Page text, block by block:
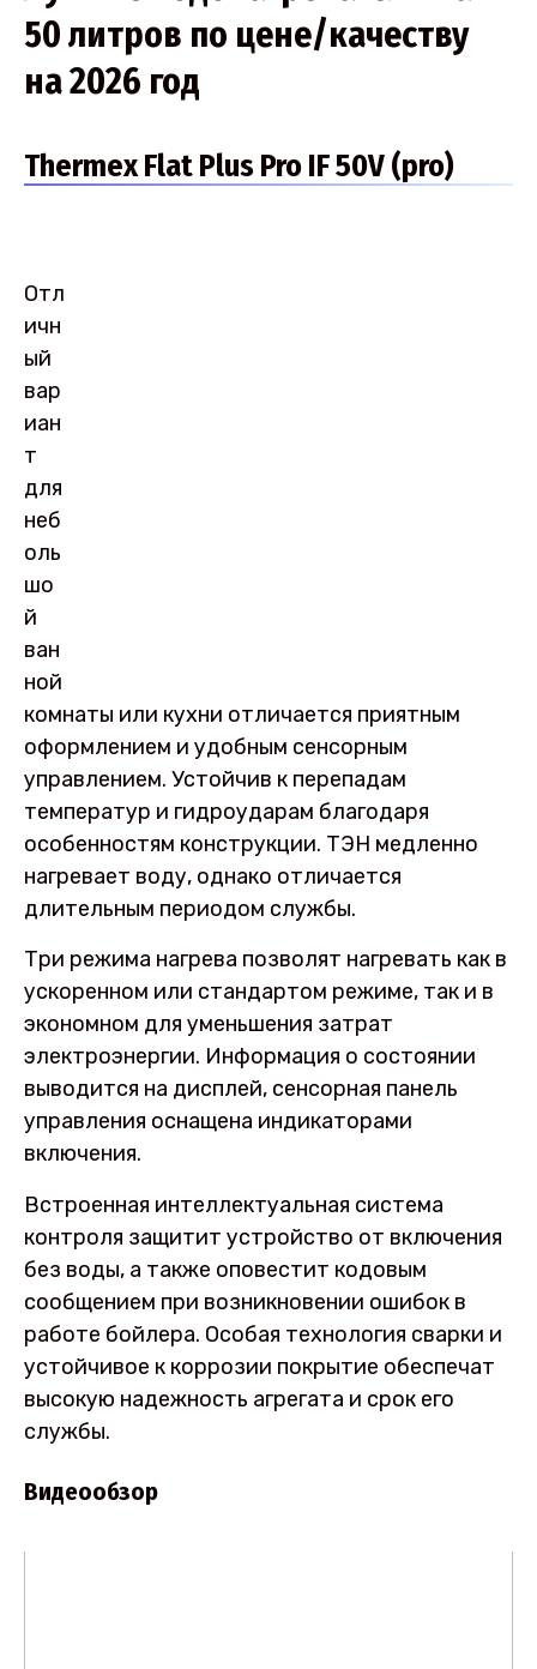
50 литров по цене/качеству
на 2026 год
Thermex Flat Plus Pro IF 50V (pro)
Отл
ичн
ый
вар
иан
т
для
неб
оль
шо
й
ван
ной
комнаты или кухни отличается приятным
оформлением и удобным сенсорным
управлением. Устойчив к перепадам
температур и гидроударам благодаря
особенностям конструкции. ТЭН медленно
нагревает воду, однако отличается
длительным периодом службы.
Три режима нагрева позволят нагревать как в
ускоренном или стандартом режиме, так и в
экономном для уменьшения затрат
электроэнергии. Информация о состоянии
выводится на дисплей, сенсорная панель
управления оснащена индикаторами
включения.
Встроенная интеллектуальная система
контроля защитит устройство от включения
без воды, а также оповестит кодовым
сообщением при возникновении ошибок в
работе бойлера. Особая технология сварки и
устойчивое к коррозии покрытие обеспечат
высокую надежность агрегата и срок его
службы.
Видеообзор